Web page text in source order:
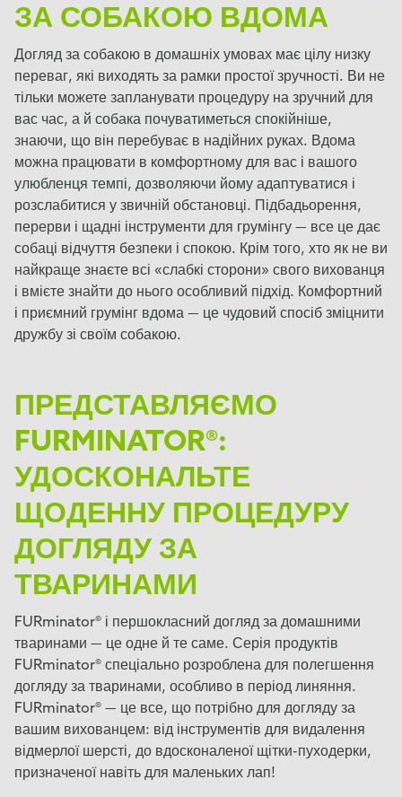
ЗА СОБАКОЮ ВДОМА
Догляд за собакою в домашніх умовах має цілу низку
переваг, які виходять за рамки простої зручності. Ви не
тільки можете запланувати процедуру на зручний для
вас час, а й собака почуватиметься спокійніше,
знаючи, що він перебуває в надійних руках. Вдома
можна працювати в комфортному для вас і вашого
улюбленця темпі, дозволяючи йому адаптуватися і
розслабитися у звичній обстановці. Підбадьорення,
перерви і щадні інструменти для грумінгу — все це дає
собаці відчуття безпеки і спокою. Крім того, хто як не ви
найкраще знаєте всі «слабкі сторони» свого вихованця
і вмієте знайти до нього особливий підхід. Комфортний
і приємний грумінг вдома — це чудовий спосіб зміцнити
дружбу зі своїм собакою.
ПРЕДСТАВЛЯЄМО
FURMINATOR®:
УДОСКОНАЛЬТЕ
ЩОДЕННУ ПРОЦЕДУРУ
ДОГЛЯДУ ЗА
ТВАРИНАМИ
FURminator® і першокласний догляд за домашними
тваринами — це одне й те саме. Серія продуктів
FURminator® спеціально розроблена для полегшення
догляду за тваринами, особливо в період линяння.
FURminator® — це все, що потрібно для догляду за
вашим вихованцем: від інструментів для видалення
відмерлої шерсті, до вдосконаленої щітки-пуходерки,
призначеної навіть для маленьких лап!